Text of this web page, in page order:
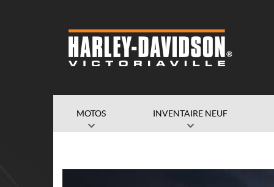
MOTOS INVENTAIRE NEUF